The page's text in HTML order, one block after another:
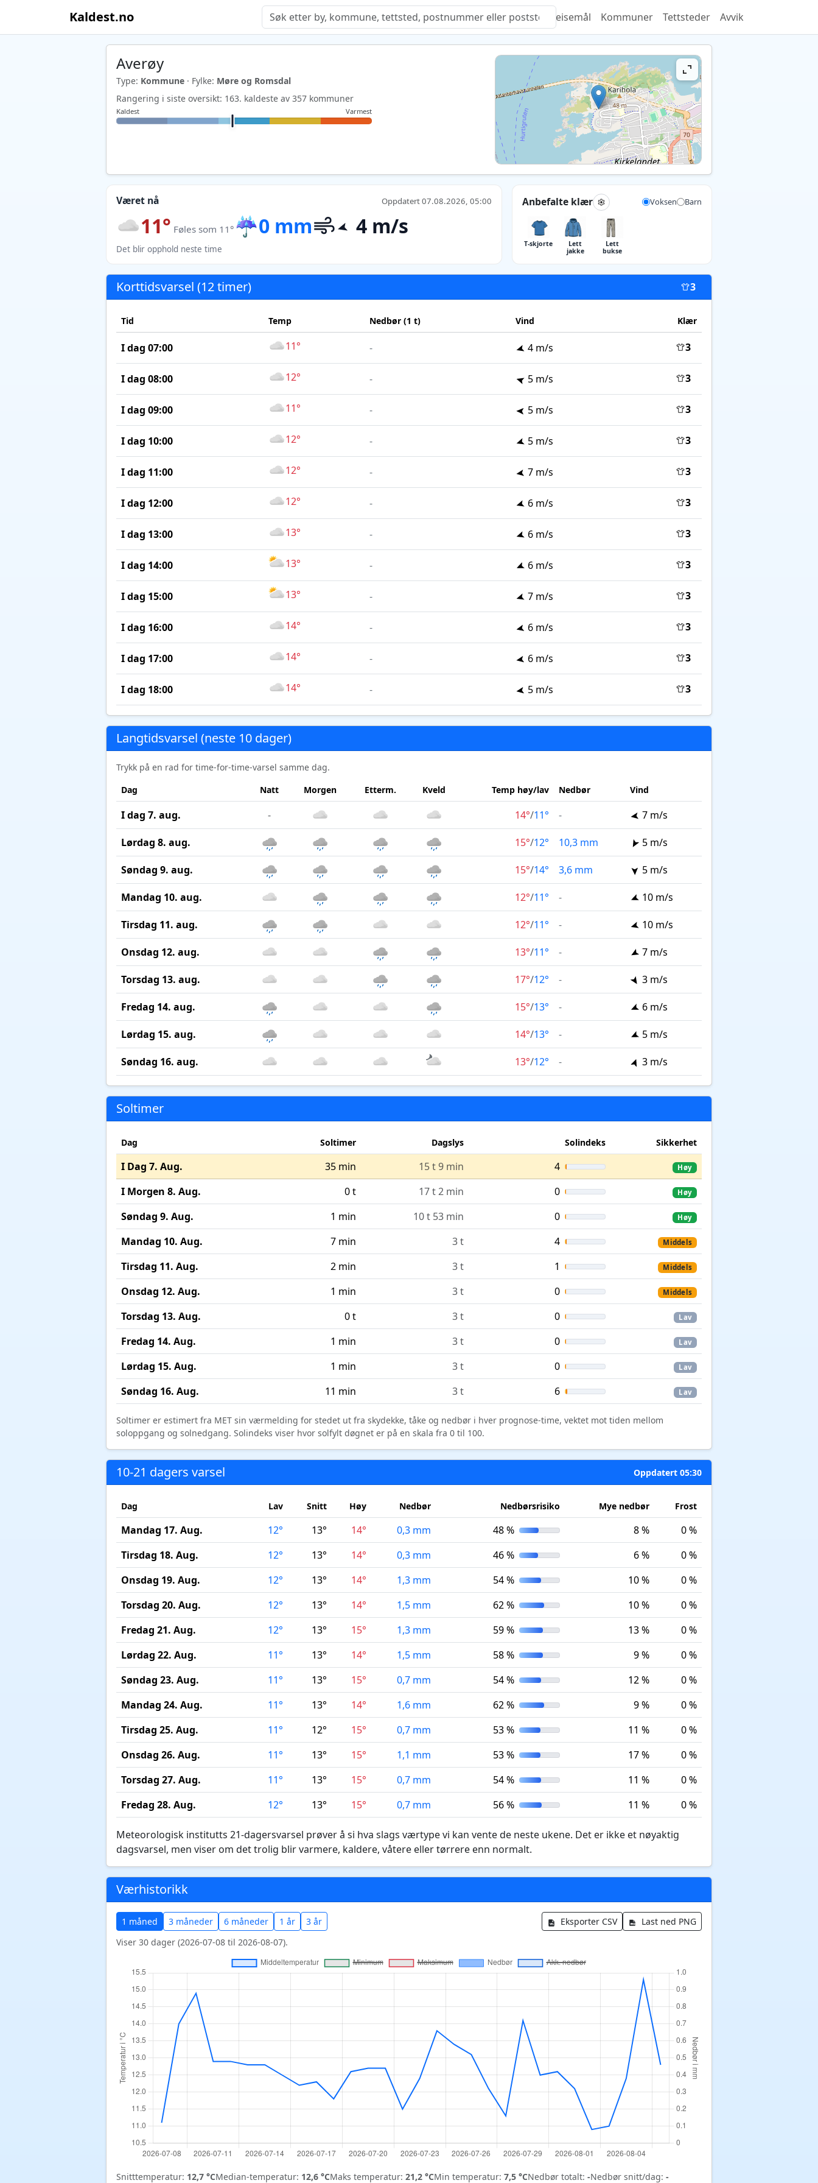
Kaldest.no Quiz Reisemål Kommuner Tettsteder Avvik
Averøy
Type: Kommune · Fylke: Møre og Romsdal
Rangering i siste oversikt: 163. kaldeste av 357 kommuner
Kaldest Varmest
Været nå Oppdatert 07.08.2026, 05:00
11° Føles som 11° ☔0 mm 4 m/s
Det blir opphold neste time
Anbefalte klær Voksen Barn
T-skjorte
Lett
jakke
Lett
bukse
Korttidsvarsel (12 timer) 3
Tid Temp Nedbør (1 t) Vind Klær
I dag 07:00 11° - 4 m/s 3
I dag 08:00 12° - 5 m/s 3
I dag 09:00 11° - 5 m/s 3
I dag 10:00 12° - 5 m/s 3
I dag 11:00 12° - 7 m/s 3
I dag 12:00 12° - 6 m/s 3
I dag 13:00 13° - 6 m/s 3
I dag 14:00 13° - 6 m/s 3
I dag 15:00 13° - 7 m/s 3
I dag 16:00 14° - 6 m/s 3
I dag 17:00 14° - 6 m/s 3
I dag 18:00 14° - 5 m/s 3
Langtidsvarsel (neste 10 dager)
Trykk på en rad for time-for-time-varsel samme dag.
Dag
Natt Morgen Etterm. Kveld Temp høy/lav Nedbør Vind
I dag 7. aug. - 14°/11° - 7 m/s
Lørdag 8. aug. 15°/12° 10,3 mm 5 m/s
Søndag 9. aug. 15°/14° 3,6 mm 5 m/s
Mandag 10. aug. 12°/11° - 10 m/s
Tirsdag 11. aug. 12°/11° - 10 m/s
Onsdag 12. aug. 13°/11° - 7 m/s
Torsdag 13. aug. 17°/12° - 3 m/s
Fredag 14. aug. 15°/13° - 6 m/s
Lørdag 15. aug. 14°/13° - 5 m/s
Søndag 16. aug. 13°/12° - 3 m/s
Soltimer
Dag Soltimer Dagslys Solindeks Sikkerhet
I Dag 7. Aug. 35 min 15 t 9 min 4 Høy
I Morgen 8. Aug. 0 t 17 t 2 min 0 Høy
Søndag 9. Aug. 1 min 10 t 53 min 0 Høy
Mandag 10. Aug. 7 min 3 t 4 Middels
Tirsdag 11. Aug. 2 min 3 t 1 Middels
Onsdag 12. Aug. 1 min 3 t 0 Middels
Torsdag 13. Aug. 0 t 3 t 0 Lav
Fredag 14. Aug. 1 min 3 t 0 Lav
Lørdag 15. Aug. 1 min 3 t 0 Lav
Søndag 16. Aug. 11 min 3 t 6 Lav
Soltimer er estimert fra MET sin værmelding for stedet ut fra skydekke, tåke og nedbør i hver prognose-time, vektet mot tiden mellom
soloppgang og solnedgang. Solindeks viser hvor solfylt døgnet er på en skala fra 0 til 100.
10-21 dagers varsel Oppdatert 05:30
Dag Lav Snitt Høy Nedbør Nedbørsrisiko Mye nedbør Frost
Mandag 17. Aug. 12° 13° 14° 0,3 mm 48 % 8 %
0 %
Tirsdag 18. Aug.
12° 13° 14° 0,3 mm 46 % 6 %
0 %
Onsdag 19. Aug.
12° 13° 14° 1,3 mm 54 % 10 %
0 %
Torsdag 20. Aug.
12° 13° 14° 1,5 mm 62 % 10 %
0 %
Fredag 21. Aug.
12° 13° 15° 1,3 mm 59 % 13 %
0 %
Lørdag 22. Aug.
11° 13° 14° 1,5 mm 58 % 9 %
0 %
Søndag 23. Aug.
11° 13° 15° 0,7 mm 54 % 12 %
0 %
Mandag 24. Aug.
11° 13° 14° 1,6 mm 62 % 9 %
0 %
Tirsdag 25. Aug.
11° 12° 15° 0,7 mm 53 % 11 %
0 %
Onsdag 26. Aug.
11° 13° 15° 1,1 mm 53 % 17 %
0 %
Torsdag 27. Aug.
11° 13° 15° 0,7 mm 54 % 11 %
0 %
Fredag 28. Aug.
12° 13° 15° 0,7 mm 56 % 11 % 0 %
Meteorologisk institutts 21-dagersvarsel prøver å si hva slags værtype vi kan vente de neste ukene. Det er ikke et nøyaktig
dagsvarsel, men viser om det trolig blir varmere, kaldere, våtere eller tørrere enn normalt.
Værhistorikk
1 måned 3 måneder 6 måneder 1 år 3 år Eksporter CSV
Last ned PNG
Viser 30 dager (2026-07-08 til 2026-08-07).
Snitttemperatur: 12,7 °CMedian-temperatur: 12,6 °CMaks temperatur: 21,2 °CMin temperatur: 7,5 °CNedbør totalt: -Nedbør snitt/dag: -